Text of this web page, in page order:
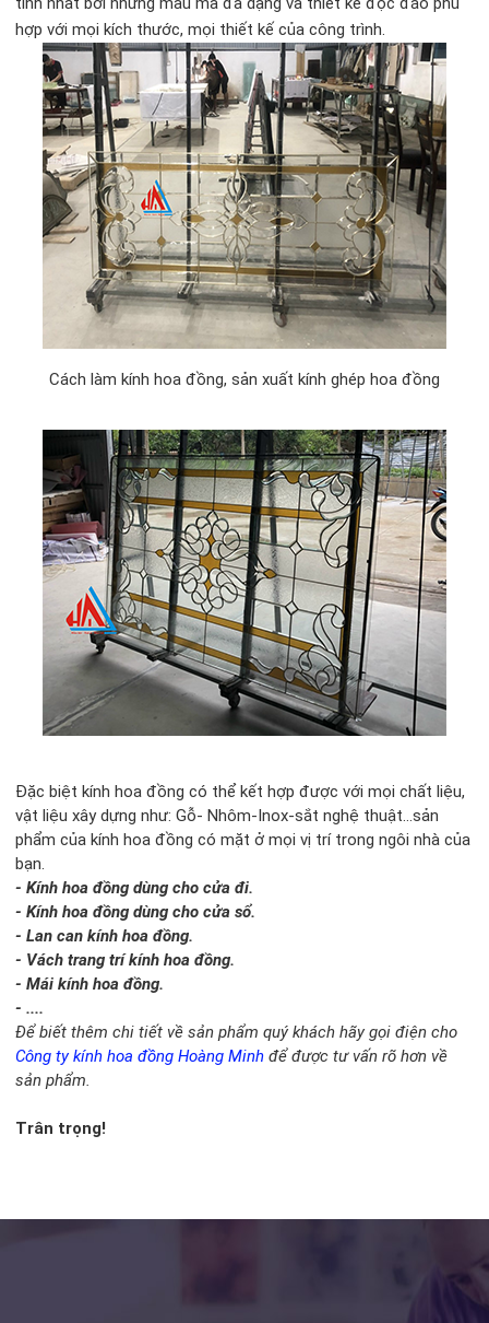
hợp với mọi kích thước, mọi thiết kế của công trình.
Cách làm kính hoa đồng, sản xuất kính ghép hoa đồng
Đặc biệt kính hoa đồng có thể kết hợp được với mọi chất liệu,
vật liệu xây dựng như: Gỗ- Nhôm-Inox-sắt nghệ thuật...sản
phẩm của kính hoa đồng có mặt ở mọi vị trí trong ngôi nhà của
bạn.
- Kính hoa đồng dùng cho cửa đi.
- Kính hoa đồng dùng cho cửa sổ.
- Lan can kính hoa đồng.
- Vách trang trí kính hoa đồng.
- Mái kính hoa đồng.
- ....
Để biết thêm chi tiết về sản phẩm quý khách hãy gọi điện cho
Công ty kính hoa đồng Hoàng Minh để được tư vấn rõ hơn về
sản phẩm.
Trân trọng!